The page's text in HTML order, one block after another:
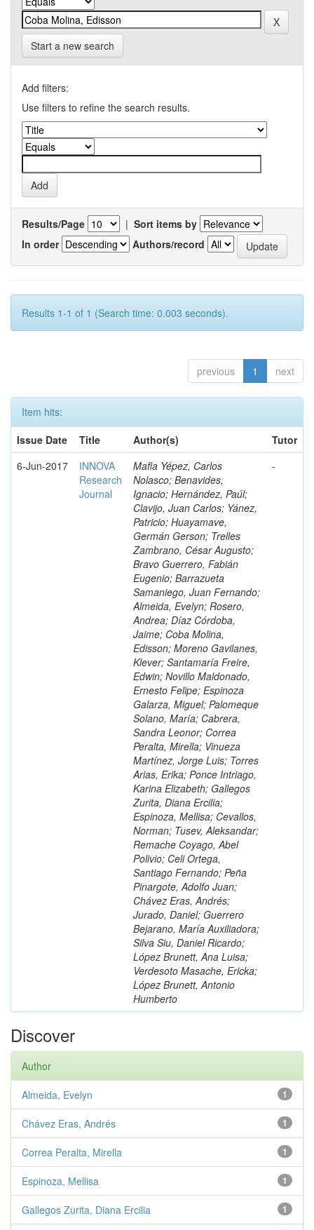
Start a new search
Add filters:
Use filters to refine the search results.
Results/Page | Sort items by
In order
Authors/record
Results 1-1 of 1 (Search time: 0.003 seconds).
previous 1 next
Item hits:
Issue Date
Title Author(s)
Tutor
6-Jun-2017
INNOVA
Research
Journal
Mafla Yépez, Carlos
Nolasco; Benavides,
Ignacio; Hernández, Paúl;
Clavijo, Juan Carlos; Yánez,
Patricio; Huayamave,
Germán Gerson; Trelles
Zambrano, César Augusto;
Bravo Guerrero, Fabián
Eugenio; Barrazueta
Samaniego, Juan Fernando;
Almeida, Evelyn; Rosero,
Andrea; Díaz Córdoba,
Jaime; Coba Molina,
Edisson; Moreno Gavilanes,
Klever; Santamaría Freire,
Edwin; Novillo Maldonado,
Ernesto Felipe; Espinoza
Galarza, Miguel; Palomeque
Solano, María; Cabrera,
Sandra Leonor; Correa
Peralta, Mirella; Vinueza
Martínez, Jorge Luis; Torres
Arias, Erika; Ponce Intriago,
Karina Elizabeth; Gallegos
Zurita, Diana Ercilia;
Espinoza, Mellisa; Cevallos,
Norman; Tusev, Aleksandar;
Remache Coyago, Abel
Polivio; Celi Ortega,
Santiago Fernando; Peña
Pinargote, Adolfo Juan;
Chávez Eras, Andrés;
Jurado, Daniel; Guerrero
Bejarano, María Auxiliadora;
Silva Siu, Daniel Ricardo;
López Brunett, Ana Luisa;
Verdesoto Masache, Ericka;
López Brunett, Antonio
Humberto
-
Discover
Author
1
Almeida, Evelyn
1
Chávez Eras, Andrés
1
Correa Peralta, Mirella
1
Espinoza, Mellisa
1
Gallegos Zurita, Diana Ercilia